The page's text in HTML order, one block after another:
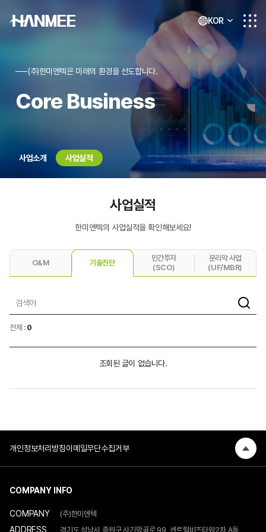
KOR
(주)한미엔텍은 미래의 환경을 선도합니다.
Core Business
사업소개 사업실적
사업실적
한미엔텍의 사업실적을 확인해보세요!
O&M 기술진단
민간투자
(SCO)
분리막 사업
(UF/MBR)
전체 : 0
조회된 글이 없습니다.
개인정보처리방침이메일무단수집거부
COMPANY INFO
COMPANY (주)한미엔텍
ADDRESS 경기도 성남시 중원구 사기막골로 99, 센트럴비즈타워2차 A동